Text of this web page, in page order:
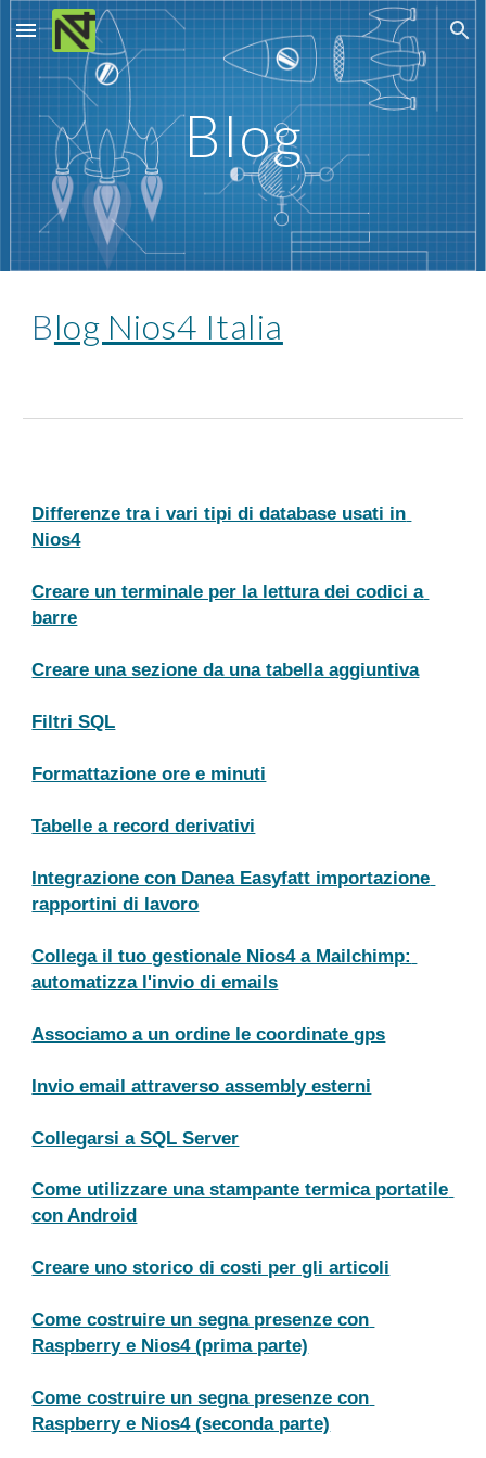
Skip to main content Skip to navigation
Blog
Blog Nios4 Italia
Differenze tra i vari tipi di database usati in
Nios4
Creare un terminale per la lettura dei codici a
barre
Creare una sezione da una tabella aggiuntiva
Filtri SQL
Formattazione ore e minuti
Tabelle a record derivativi
Integrazione con Danea Easyfatt importazione
rapportini di lavoro
Collega il tuo gestionale Nios4 a Mailchimp:
automatizza l'invio di emails
Associamo a un ordine le coordinate gps
Invio email attraverso assembly esterni
Collegarsi a SQL Server
Come utilizzare una stampante termica portatile
con Android
Creare uno storico di costi per gli articoli
Come costruire un segna presenze con
Raspberry e Nios4 (prima parte)
Come costruire un segna presenze con
Raspberry e Nios4 (seconda parte)